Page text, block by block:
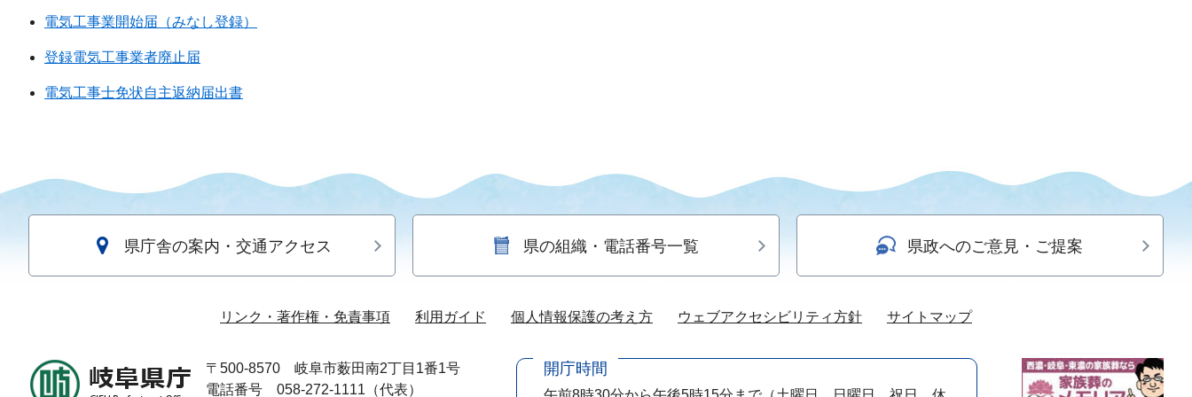
電気工事業開始届（みなし登録）
登録電気工事業者廃止届
電気工事士免状自主返納届出書
県庁舎の案内・交通アクセス 県の組織・電話番号一覧 県政へのご意見・ご提案
リンク・著作権・免責事項 利用ガイド 個人情報保護の考え方 ウェブアクセシビリティ方針 サイトマップ
〒500-8570
岐阜市薮田南2丁目1番1号
電話番号 058-272-1111（代表）
開庁時間